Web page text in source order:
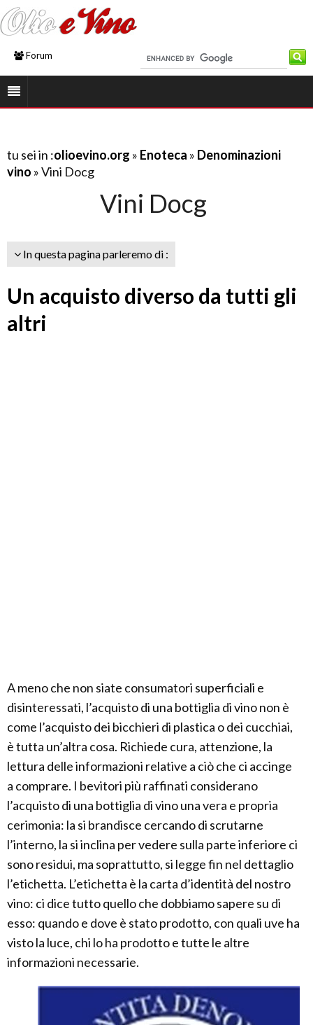
Forum
tu sei in :olioevino.org » Enoteca » Denominazioni
vino » Vini Docg
Vini Docg
In questa pagina parleremo di :
Un acquisto diverso da tutti gli
altri
A meno che non siate consumatori superficiali e
disinteressati, l’acquisto di una bottiglia di vino non è
come l’acquisto dei bicchieri di plastica o dei cucchiai,
è tutta un’altra cosa. Richiede cura, attenzione, la
lettura delle informazioni relative a ciò che ci accinge
a comprare. I bevitori più raffinati considerano
l’acquisto di una bottiglia di vino una vera e propria
cerimonia: la si brandisce cercando di scrutarne
l’interno, la si inclina per vedere sulla parte inferiore ci
sono residui, ma soprattutto, si legge fin nel dettaglio
l’etichetta. L’etichetta è la carta d’identità del nostro
vino: ci dice tutto quello che dobbiamo sapere su di
esso: quando e dove è stato prodotto, con quali uve ha
visto la luce, chi lo ha prodotto e tutte le altre
informazioni necessarie.